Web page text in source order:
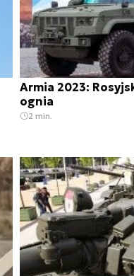
Armia 2023:
ognia
2 min.